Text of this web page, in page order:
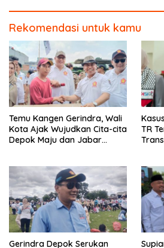
Rekomendasi untuk kamu
Temu Kangen Gerindra, Wali
Kota Ajak Wujudkan Cita-cita
Depok Maju dan Jabar
TR
Gerindra Depok Serukan